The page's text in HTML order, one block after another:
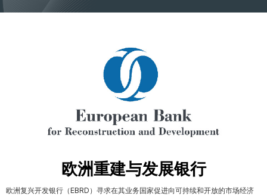
欧洲重建与发展银行
欧洲复兴开发银行（EBRD）寻求在其业务国家促进向可持续和开放的市场经济